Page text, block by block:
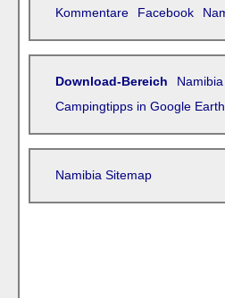
Kommentare Facebook
Download-Bereich
Campingtipps in Google Earth
Namibia Sitemap